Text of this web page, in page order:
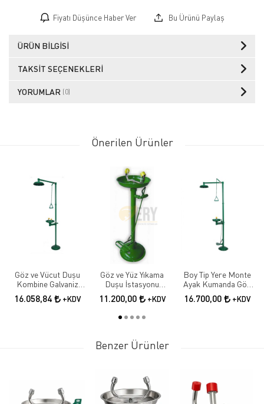
Fiyatı Düşünce Haber Ver Bu Ürünü Paylaş
ÜRÜN BILGISI
TAKSIT SEÇENEKLERI
YORUMLAR (0)
Önerilen Ürünler
Göz ve Vücut Duşu
Kombine Galvaniz
Boyalı
16.058,84 +KDV
Göz ve Yüz Yıkama
Duşu İstasyonu
Göz,yüz Yıkama
Çeşmesi, Boy Tipi, El,
Galvanizli
11.200,00 +KDV
Boy Tip Yere Monte
Ayak Kumanda Göz
Ve Vücut Duşu
Galvanize
16.700,00 +KDV
Benzer Ürünler